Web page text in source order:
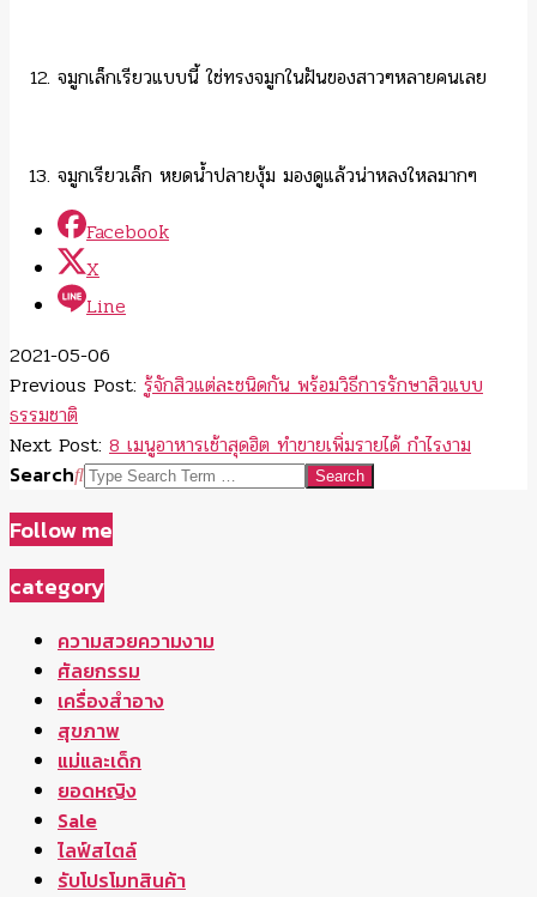
จมูกเล็กเรียวแบบนี้ ใช่ทรงจมูกในฝันของสาวๆหลายคนเลย
จมูกเรียวเล็ก หยดน้ำปลายงุ้ม มองดูแล้วน่าหลงใหลมากๆ
Facebook
X
Line
2021-05-06
Previous Post: รู้จักสิวแต่ละชนิดกัน พร้อมวิธีการรักษาสิวแบบ
ธรรมชาติ
Next Post: 8 เมนูอาหารเช้าสุดฮิต ทำขายเพิ่มรายได้ กำไรงาม
Search
Follow me
category
ความสวยความงาม
ศัลยกรรม
เครื่องสำอาง
สุขภาพ
แม่และเด็ก
ยอดหญิง
Sale
ไลฟ์สไตล์
รับโปรโมทสินค้า